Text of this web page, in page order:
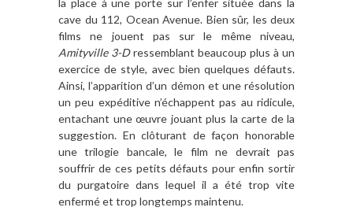
la place à une porte sur l’enfer située dans la
cave du 112, Ocean Avenue. Bien sûr, les deux
films ne jouent pas sur le même niveau,
Amityville 3-Dressemblant beaucoup plus à un
exercice de style, avec bien quelques défauts.
Ainsi, l’apparition d’un démon et une résolution
un peu expéditive n’échappent pas au ridicule,
entachant une œuvre jouant plus la carte de la
suggestion. En clôturant de façon honorable
une trilogie bancale, le film ne devrait pas
souffrir de ces petits défauts pour enfin sortir
du purgatoire dans lequel il a été trop vite
enfermé et trop longtemps maintenu.